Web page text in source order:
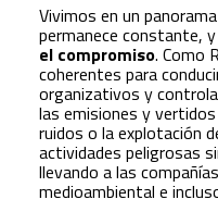
Vivimos en un
permanece constante,
el compromiso. Como
coherentes para
organizativos y
las emisiones y
ruidos o la explotación
actividades peligrosas
llevando a las
medioambiental e